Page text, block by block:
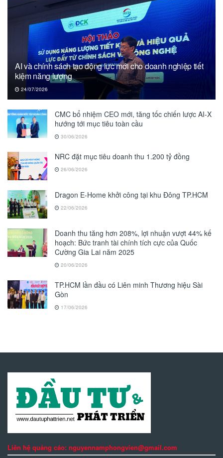
AI và chính sách tạo động lực mới cho doanh nghiệp tiết
kiệm năng lượng
24/07/2026
CMC bổ nhiệm CEO mới, tăng tốc chiến lược AI-X
hướng tới mục tiêu toàn cầu
30/06/2026
NRC đặt mục tiêu doanh thu 1.200 tỷ đồng
26/06/2026
Dragon E-Home khởi công tại khu Đông TP.HCM
22/06/2026
Doanh thu tăng hơn 208%, lợi nhuận vượt 44% kế
hoạch: Bức tranh tài chính tích cực của Quốc
Cường Gia Lai năm 2025
20/06/2026
TP.HCM lần đầu có Liên minh Thương hiệu Sài
Gòn
17/06/2026
Liên hệ quảng cáo: nguyennamphongvien@gmail.com